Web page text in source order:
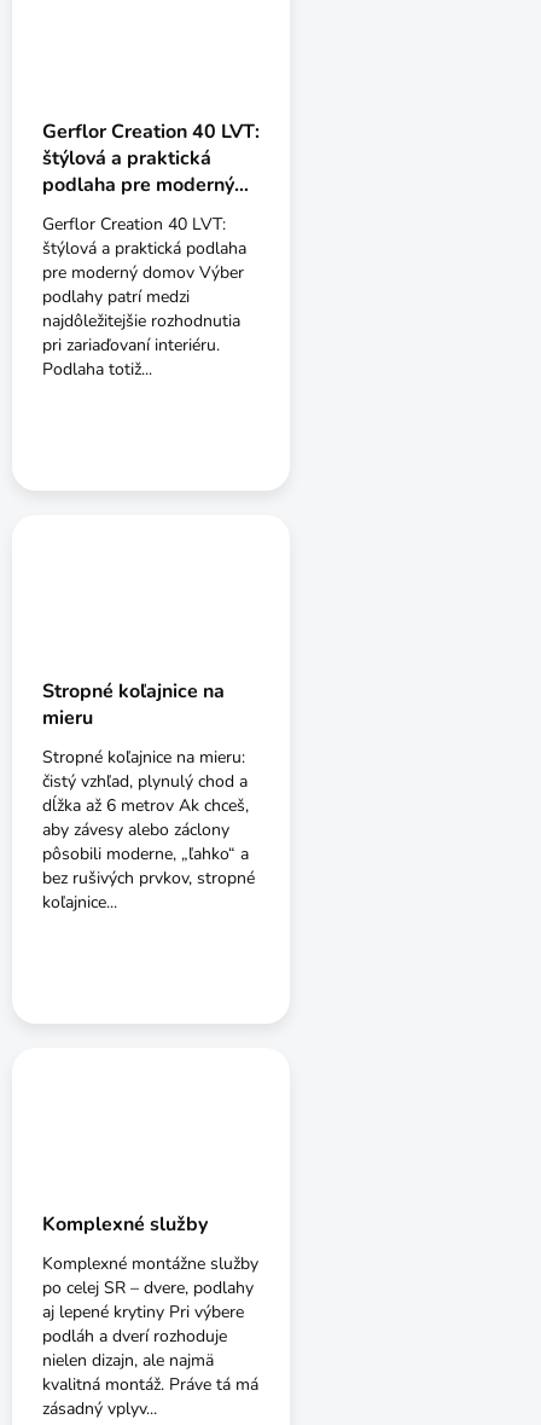
Gerflor Creation 40 LVT:
štýlová a praktická
podlaha pre moderný
domov
Gerflor Creation 40 LVT:
štýlová a praktická podlaha
pre moderný domov Výber
podlahy patrí medzi
najdôležitejšie rozhodnutia
pri zariaďovaní interiéru.
Podlaha totiž...
Stropné koľajnice na
mieru
Stropné koľajnice na mieru:
čistý vzhľad, plynulý chod a
dĺžka až 6 metrov Ak chceš,
aby závesy alebo záclony
pôsobili moderne, „ľahko“ a
bez rušivých prvkov, stropné
koľajnice...
Komplexné služby
Komplexné montážne služby
po celej SR – dvere, podlahy
aj lepené krytiny Pri výbere
podláh a dverí rozhoduje
nielen dizajn, ale najmä
kvalitná montáž. Práve tá má
zásadný vplyv...